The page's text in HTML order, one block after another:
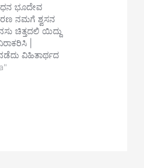
ಭೂದೇವ
ನಮಗೆ ಶ್ವಸನ
ಚಿತ್ತದಲಿ ಯಿದ್ದು
|
ವಿಹಿತಾರ್ಥದ
ನಿತ್ಯ ಸಜ್ಜನರ